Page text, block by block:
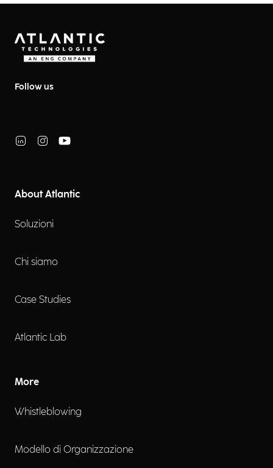
Follow us
About Atlantic
Soluzioni
Chi siamo
Case Studies
Atlantic Lab
More
Whistleblowing
Modello di Organizzazione